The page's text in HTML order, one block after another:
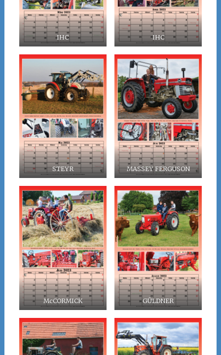
IHC IHC
STEYR MASSEY FERGUSON
McCORMICK GÜLDNER